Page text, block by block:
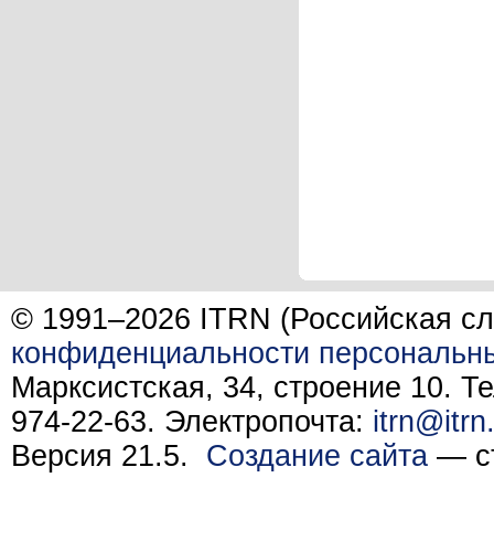
© 1991–2026 ITRN (Российская
конфиденциальности
Марксистская, 34, строение 10.
974-22-63. Электропочта:
Версия 21.5. Создание сайта —